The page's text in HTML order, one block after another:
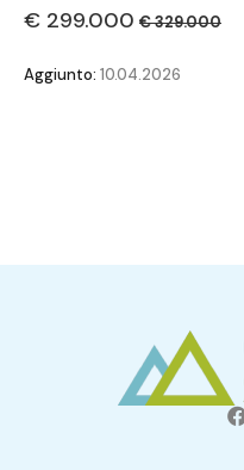
€ 299.000 € 329.000
Aggiunto: 10.04.2026